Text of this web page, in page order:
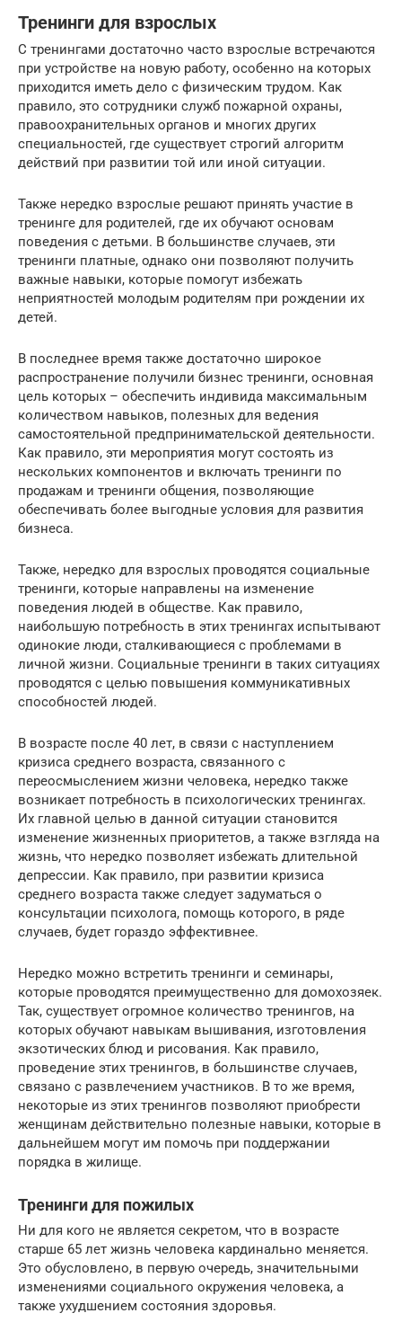
Тренинги для взрослых
С тренингами достаточно часто взрослые встречаются
при устройстве на новую работу, особенно на которых
приходится иметь дело с физическим трудом. Как
правило, это сотрудники служб пожарной охраны,
правоохранительных органов и многих других
специальностей, где существует строгий алгоритм
действий при развитии той или иной ситуации.
Также нередко взрослые решают принять участие в
тренинге для родителей, где их обучают основам
поведения с детьми. В большинстве случаев, эти
тренинги платные, однако они позволяют получить
важные навыки, которые помогут избежать
неприятностей молодым родителям при рождении их
детей.
В последнее время также достаточно широкое
распространение получили бизнес тренинги, основная
цель которых – обеспечить индивида максимальным
количеством навыков, полезных для ведения
самостоятельной предпринимательской деятельности.
Как правило, эти мероприятия могут состоять из
нескольких компонентов и включать тренинги по
продажам и тренинги общения, позволяющие
обеспечивать более выгодные условия для развития
бизнеса.
Также, нередко для взрослых проводятся социальные
тренинги, которые направлены на изменение
поведения людей в обществе. Как правило,
наибольшую потребность в этих тренингах испытывают
одинокие люди, сталкивающиеся с проблемами в
личной жизни. Социальные тренинги в таких ситуациях
проводятся с целью повышения коммуникативных
способностей людей.
В возрасте после 40 лет, в связи с наступлением
кризиса среднего возраста, связанного с
переосмыслением жизни человека, нередко также
возникает потребность в психологических тренингах.
Их главной целью в данной ситуации становится
изменение жизненных приоритетов, а также взгляда на
жизнь, что нередко позволяет избежать длительной
депрессии. Как правило, при развитии кризиса
среднего возраста также следует задуматься о
консультации психолога, помощь которого, в ряде
случаев, будет гораздо эффективнее.
Нередко можно встретить тренинги и семинары,
которые проводятся преимущественно для домохозяек.
Так, существует огромное количество тренингов, на
которых обучают навыкам вышивания, изготовления
экзотических блюд и рисования. Как правило,
проведение этих тренингов, в большинстве случаев,
связано с развлечением участников. В то же время,
некоторые из этих тренингов позволяют приобрести
женщинам действительно полезные навыки, которые в
дальнейшем могут им помочь при поддержании
порядка в жилище.
Тренинги для пожилых
Ни для кого не является секретом, что в возрасте
старше 65 лет жизнь человека кардинально меняется.
Это обусловлено, в первую очередь, значительными
изменениями социального окружения человека, а
также ухудшением состояния здоровья.